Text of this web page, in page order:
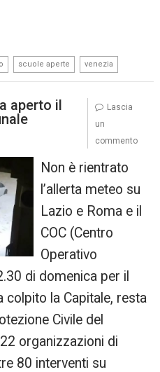
scuole aperte venezia
aperto il
Non è rientrato
l’allerta meteo su
Lazio e Roma e il
COC (Centro
Operativo
di domenica per il
colpito la Capitale, resta
Civile del
organizzazioni di
80 interventi su
Lascia
un
commento